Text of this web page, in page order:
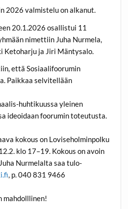
2026 valmistelu on alkanut.
20.1.2026 osallistui 11
nimettiin Juha Nurmela,
Ketoharju ja Jiri Mäntysalo.
että Sosiaalifoorumin
Paikkaa selvitellään
huhtikuussa yleinen
ideoidaan foorumin toteutusta.
kokous on Loviseholminpolku
klo 17–19. Kokous on avoin
Nurmelalta saa tulo-
, p. 040 831 9466
mahdolllinen!